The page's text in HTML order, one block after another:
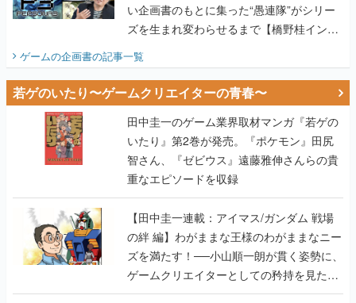
い企画書のもとに集った“愚連隊”がシリー
ズを生まれ変わらせるまで【橋野桂インタ
ゲームの企画書の記事一覧
若ゲのいたり〜ゲームクリエイターの青春〜
田中圭一のゲーム業界取材マンガ『若ゲの
いたり』第2巻が発売。『ポケモン』田尻
智さん、『ゼビウス』遠藤雅伸さんらの貴
重なエピソードを収録
【田中圭一連載：アイマス/ガンダム 戦場
の絆 編】わがままな王様のわがままなニー
ズを満たす！──小山順一朗が貫く姿勢に、
ゲームクリエイターとしての矜持を見た
【若ゲのいたり最終回】